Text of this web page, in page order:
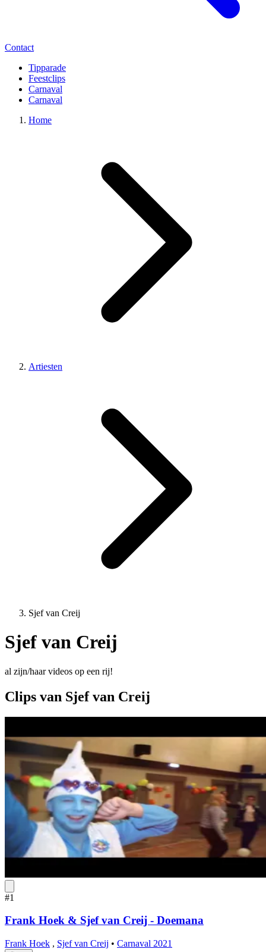
Contact
Tipparade
Feestclips
Carnaval
Carnaval
Home
Artiesten
Sjef van Creij
Sjef van Creij
al zijn/haar videos op een rij!
Clips van Sjef van Creij
#1
Frank Hoek & Sjef van Creij - Doemana
Frank Hoek , Sjef van Creij • Carnaval 2021